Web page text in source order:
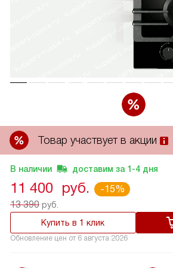
Товар участвует в акции
В наличии доставим за 1-4 дня
11 400 руб.
-15%
13 390 руб.
Купить в 1 клик
Обновление цен от 6 августа 2026